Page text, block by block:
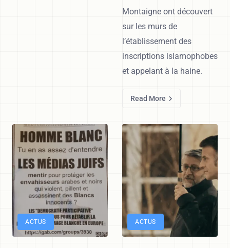
Montaigne ont découvert
sur les murs de
l’établissement des
inscriptions islamophobes
et appelant à la haine.
Read More
ACTUS ACTUS